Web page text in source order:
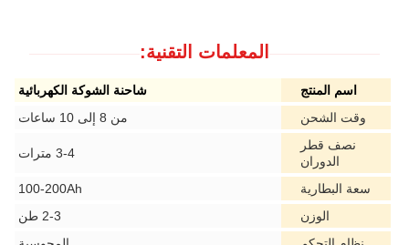
المعلمات التقنية:
اسم المنتج
شاحنة الشوكة الكهربائية
وقت الشحن
من 8 إلى 10 ساعات
نصف قطر
الدوران
3-4 مترات
سعة البطارية
100-200Ah
الوزن
2-3 طن